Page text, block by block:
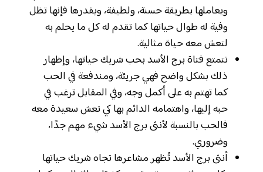
ويعاملها بطريقة حسنة، ولطيفة، ويقدرها فإنها تظل
وفية له طوال حياتها كما تقدم له كل ما يحلم به
لتعش معه حياة مثالية.
تتمتع فتاة برج الأسد بحب شريك حياتها، وإظهار
ذلك بشكل واضح فهي جريئة، ومندفعة في الحب
كما تهتم به على أكمل وجه، وفي المقابل ترغب في
حبه إليها، واهتمامه الدائم بها كي تعش سعيدة معه
فالحب بالنسبة لأنثى برج الأسد شيء مهم جدًا،
وضروري.
أنثى برج الأسد تُظهر مشاعرها تجاه شريك حياتها